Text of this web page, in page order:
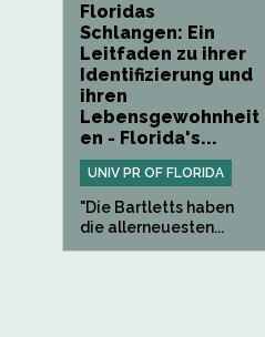
Floridas
Schlangen: Ein
Leitfaden zu ihrer
Identifizierung und
ihren
Lebensgewohnheit
en - Florida's...
UNIV PR OF FLORIDA
"Die Bartletts haben
die allerneuesten...